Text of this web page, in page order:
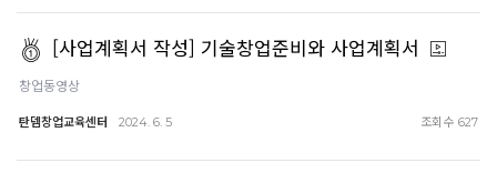
[사업계획서 작성] 기술창업준비와 사업계획서
창업동영상
탄뎀창업교육센터 2024. 6. 5 조회수 627